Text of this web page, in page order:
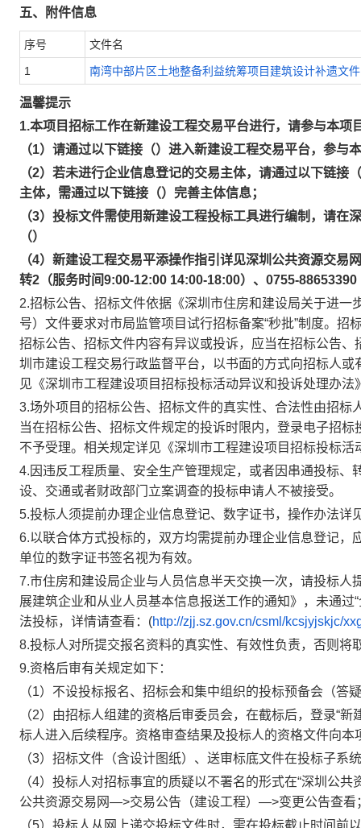
五、附件信息
序号 文件名
1 南湾中部片区土地整备利益统筹项目建筑设计补遗文
温馨提示
1.本项目招标工作在新建设工程交易平台进行，请参与本项
（1）请通过以下链接（）进入新建设工程交易平台，参与
（2）若未进行企业信息登记的交易主体，请通过以下链
主体，需通过以下链接（）完善主体信息；
（3）投标文件需使用新建设工程投标工具进行编制，请
（）
（4）新建设工程交易平添操作指引详见深圳公共资源交
转2（服务时间9:00-12:00 14:00-18:00）、0755-
2.招标公告、招标文件依据《深圳市住房和建设局关于进
号）文件要求对市局监管项目试行招标备案“秒批”制度。
招标公告、招标文件内容有异议或投诉，应当在招标公告
圳市建设工程交易行政监督平台，以书面的方式向招标人
见《深圳市工程建设项目招标投标活动异议和投诉处理办法
3.场外项目的招标公告、招标文件的真实性、合法性由招
当在招标公告、招标文件规定的投诉时限内，登录电子招
不予受理。相关规定详见《深圳市工程建设项目招标投标活
4.因违反工程质量、安全生产管理规定，或者因串通投标
设、交通或者财政部门立案调查的投标申请人不被接受。
5.投标人须提前办理企业信息登记、数字证书，操作办法详
6.以联合体方式投标的，双方均需提前办理企业信息登记
单位的数字证书签名视为有效。
7.市住房和建设局企业与人员信息半天交换一次，请投标
展建筑企业和从业人员基本信息报送工作的通知》，未通
法投标，详情请查看：(http://zjj.sz.gov.cn/csml/kcsjyjskjc/
8.投标人对所提交报名资料的真实性、有效性负责，否则将
9.资格后审有关规定如下：
（1）不设投标报名、招标会和集中组织的投标预备会（
（2）由招标人组建的资格后审委员会，在截标后，登录“
标人进入后续程序。资格审查结果及投标人的资格文件向本
（3）招标文件（含设计图纸）、送审标底文件在投标子系
（4）投标人对招标事宜的质疑以不署名的形式在“深圳公
公共资源交易网—>交易公告（建设工程）—>变更公告查看
（5）投标人从网上递交投标文件时，需在投标截止时间